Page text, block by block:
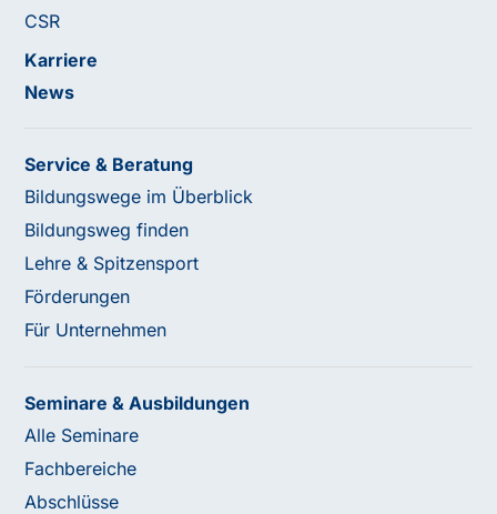
CSR
Karriere
News
Service & Beratung
Bildungswege im Überblick
Bildungsweg finden
Lehre & Spitzensport
Förderungen
Für Unternehmen
Seminare & Ausbildungen
Alle Seminare
Fachbereiche
Abschlüsse